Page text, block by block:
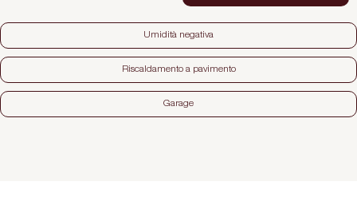
Umidità negativa
Riscaldamento a pavimento
Garage